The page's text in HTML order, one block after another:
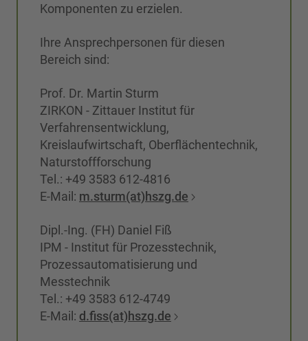
Komponenten zu erzielen.
Ihre Ansprechpersonen für diesen
Bereich sind:
Prof. Dr. Martin Sturm
ZIRKON - Zittauer Institut für
Verfahrensentwicklung,
Kreislaufwirtschaft, Oberflächentechnik,
Naturstoffforschung
Tel.: +49 3583 612-4816
E-Mail: m.sturm(at)hszg.de
Dipl.-Ing. (FH) Daniel Fiß
IPM - Institut für Prozesstechnik,
Prozessautomatisierung und
Messtechnik
Tel.: +49 3583 612-4749
E-Mail: d.fiss(at)hszg.de